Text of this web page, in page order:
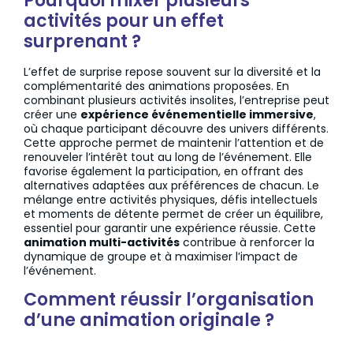
activités pour un effet
surprenant ?
L’effet de surprise repose souvent sur la diversité et la
complémentarité des animations proposées. En
combinant plusieurs activités insolites, l’entreprise peut
créer une expérience événementielle immersive,
où chaque participant découvre des univers différents.
Cette approche permet de maintenir l’attention et de
renouveler l’intérêt tout au long de l’événement. Elle
favorise également la participation, en offrant des
alternatives adaptées aux préférences de chacun. Le
mélange entre activités physiques, défis intellectuels
et moments de détente permet de créer un équilibre,
essentiel pour garantir une expérience réussie. Cette
animation multi-activités contribue à renforcer la
dynamique de groupe et à maximiser l’impact de
l’événement.
Comment réussir l’organisation
d’une animation originale ?